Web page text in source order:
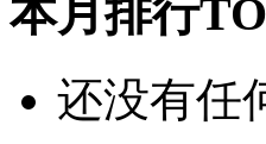
本月排行
还没有任